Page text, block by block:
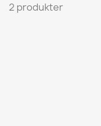
2 produkter